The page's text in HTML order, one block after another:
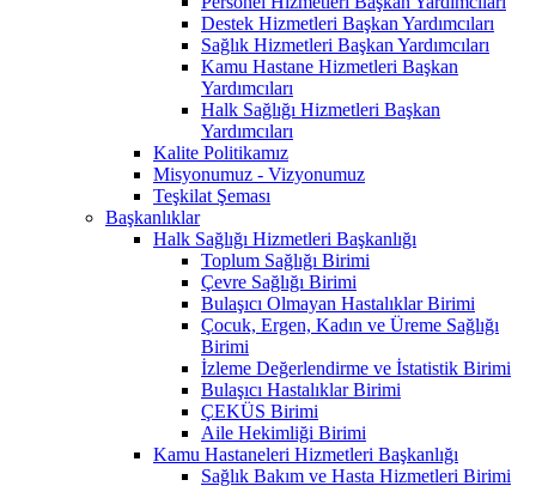
Destek Hizmetleri Başkan Yardımcıları
Sağlık Hizmetleri Başkan Yardımcıları
Kamu Hastane Hizmetleri Başkan
Yardımcıları
Halk Sağlığı Hizmetleri Başkan
Yardımcıları
Kalite Politikamız
Misyonumuz - Vizyonumuz
Teşkilat Şeması
Başkanlıklar
Halk Sağlığı Hizmetleri Başkanlığı
Toplum Sağlığı Birimi
Çevre Sağlığı Birimi
Bulaşıcı Olmayan Hastalıklar Birimi
Çocuk, Ergen, Kadın ve Üreme Sağlığı
Birimi
İzleme Değerlendirme ve İstatistik Birimi
Bulaşıcı Hastalıklar Birimi
ÇEKÜS Birimi
Aile Hekimliği Birimi
Kamu Hastaneleri Hizmetleri Başkanlığı
Sağlık Bakım ve Hasta Hizmetleri Birimi